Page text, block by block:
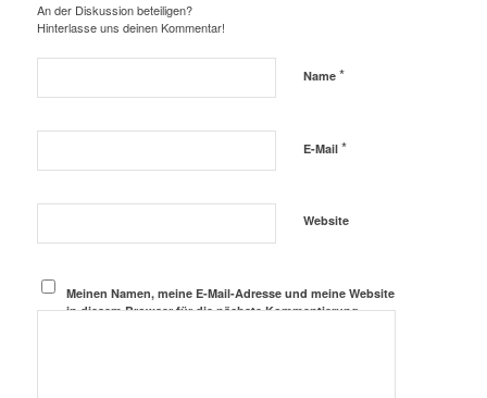
An der Diskussion beteiligen?
Hinterlasse uns deinen Kommentar!
Name *
E-Mail *
Website
Meinen Namen, meine E-Mail-Adresse und meine Website
in diesem Browser für die nächste Kommentierung